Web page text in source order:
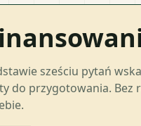
sześciu pytań
do przygotowania.